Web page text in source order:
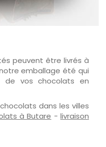
peuvent être livrés à
emballage été qui
de vos chocolats en
dans les villes
à Butare - livraison